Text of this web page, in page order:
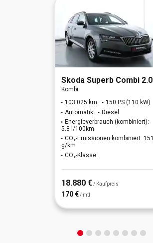
Skoda Superb Combi 2.0 TDI Ambition (EURO 6d)
Kombi
103.025 km
150 PS (110 kW)
Automatik
Diesel
Energieverbrauch (kombiniert):
5.8 l/100km
CO₂-Emissionen kombiniert: 151
g/km
CO₂-Klasse:
18.880 € / Kaufpreis
170 € / mtl